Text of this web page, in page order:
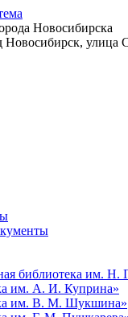
Новосибирска
Новосибирск,
библиотека им. Н.
им. А. И. Куприна»
им. В. М. Шукшина»